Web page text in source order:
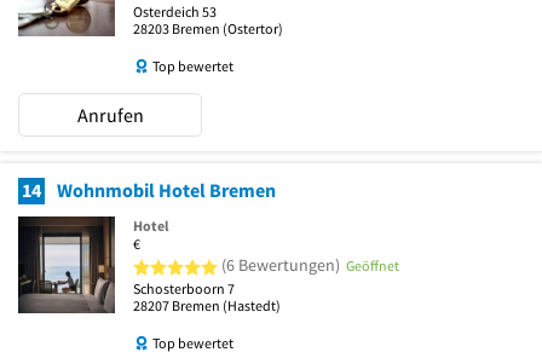
Osterdeich 53
28203 Bremen (Ostertor)
Top bewertet
Anrufen
14 Wohnmobil Hotel Bremen
Hotel
€
5 von 5 Sternen
(6 Bewertungen) Geöffnet
Schosterboorn 7
28207 Bremen (Hastedt)
Top bewertet